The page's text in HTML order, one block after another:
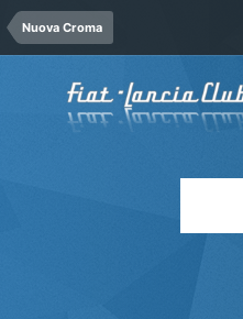
Nuova Croma